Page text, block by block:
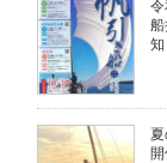
令
船